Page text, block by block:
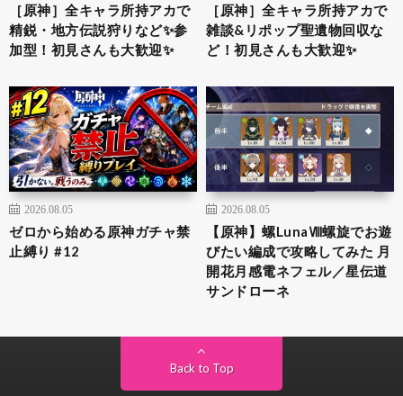
［原神］全キャラ所持アカで
精鋭・地方伝説狩りなど✨参
加型！初見さんも大歓迎✨
［原神］全キャラ所持アカで
雑談&リポップ聖遺物回収な
ど！初見さんも大歓迎✨
2026.08.05
ゼロから始める原神ガチャ禁
止縛り #12
2026.08.05
【原神】螺LunaⅧ螺旋でお遊
びたい編成で攻略してみた 月
開花月感電ネフェル／星伝道
サンドローネ
Back to Top